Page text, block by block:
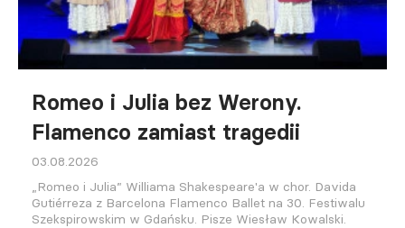
Romeo i Julia bez Werony.
Flamenco zamiast tragedii
03.08.2026
„Romeo i Julia” Williama Shakespeare'a w chor. Davida
Gutiérreza z Barcelona Flamenco Ballet na 30. Festiwalu
Szekspirowskim w Gdańsku. Pisze Wiesław Kowalski.